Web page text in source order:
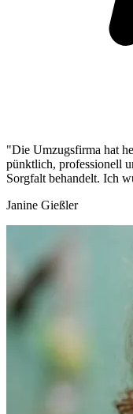
"Die Umzugsfirma hat
pünktlich, professionell
Sorgfalt behandelt. Ich
Janine Gießler